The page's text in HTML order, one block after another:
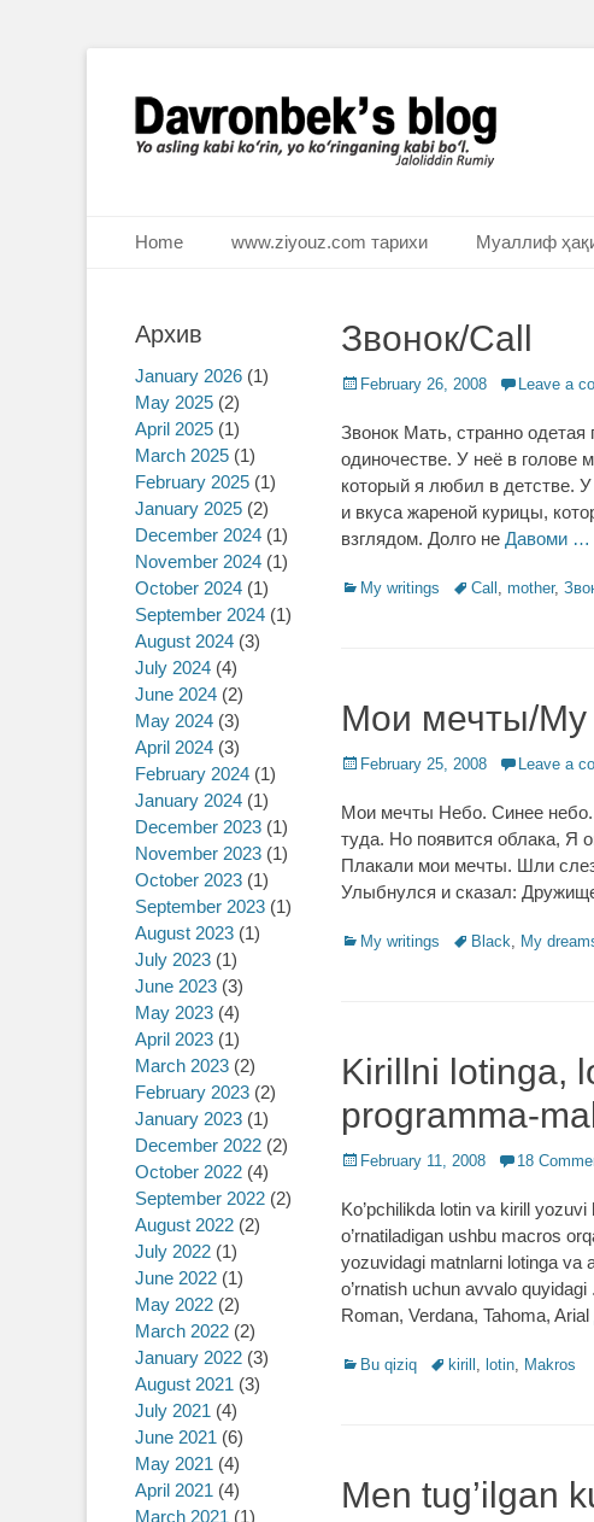
Davronbek's blog
Ё аслинг каби кўрин, ё кўринганинг каби бўл. Ж.Румий
Primary Menu
Home www.ziyouz.com тарихи Муаллиф
Звонок/Call
Posted
February 26, 2008 Leave a
Звонок Мать, странно
одиночестве. У неё в голове
который я любил в детстве.
и вкуса жареной курицы,
взглядом. Долго не Давоми …
Categories
My writings Tags
Call , mother,
Мои мечты/My
Posted
February 25, 2008 Leave a
Мои мечты Небо. Синее небо.
туда. Но появится облака, Я
Плакали мои мечты. Шли
Улыбнулся и сказал:
Categories
My writings TagsBlack, My
Kirillni lotinga,
programma-
Posted
February 11, 2008 18
Ko’pchilikda lotin va kirill
o’rnatiladigan ushbu macros
yozuvidagi matnlarni lotinga va
o’rnatish uchun avvalo
Roman, Verdana, Tahoma, Arial
Categories
Bu qiziq Tags
kirill , lotin, Makros
Men tug’ilgan
Архив
January 2026 (1)
May 2025 (2)
April 2025 (1)
March 2025 (1)
February 2025 (1)
January 2025 (2)
December 2024 (1)
November 2024 (1)
October 2024 (1)
September 2024 (1)
August 2024 (3)
July 2024 (4)
June 2024 (2)
May 2024 (3)
April 2024 (3)
February 2024 (1)
January 2024 (1)
December 2023 (1)
November 2023 (1)
October 2023 (1)
September 2023 (1)
August 2023 (1)
July 2023 (1)
June 2023 (3)
May 2023 (4)
April 2023 (1)
March 2023 (2)
February 2023 (2)
January 2023 (1)
December 2022 (2)
October 2022 (4)
September 2022 (2)
August 2022 (2)
July 2022 (1)
June 2022 (1)
May 2022 (2)
March 2022 (2)
January 2022 (3)
August 2021 (3)
July 2021 (4)
June 2021 (6)
May 2021 (4)
April 2021 (4)
March 2021 (1)